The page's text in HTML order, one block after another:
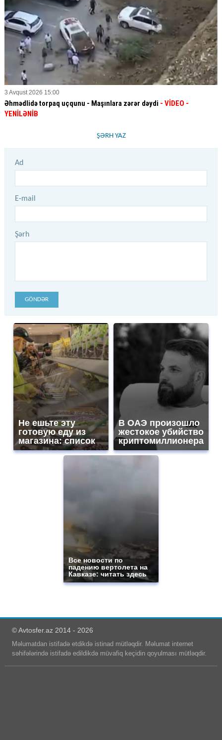
3 Avqust 2026 15:00
Əhmədlidə torpaq uçqunu - Maşınlara zərər dəydi - VİDEO -
YENİLƏNİB
ŞƏRH YAZ
Ad
E-mail
Şərh
GÖNDƏR
Не ешьте эту
готовую еду из
магазина: список
В ОАЭ произошло
жестокое убийство
криптомиллионера
Все новости по
падению вертолета на
Кавказе: читать здесь
© Avtosfer.az 2014 - 2026
Məlumatdan istifadə etdikdə istinad mütləqdir. Məlumat internet
səhifələrində istifadə edildikdə müvafiq keçidin qoyulması mütləqdir.